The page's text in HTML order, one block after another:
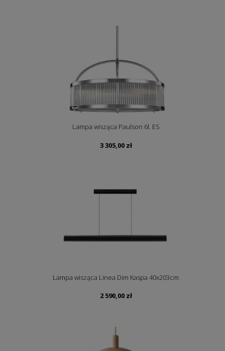
Lampa wisząca Paulson 6l. ES
3 305,00 zł
Lampa wisząca Linea Dim Kaspa 40x203cm
2 590,00 zł